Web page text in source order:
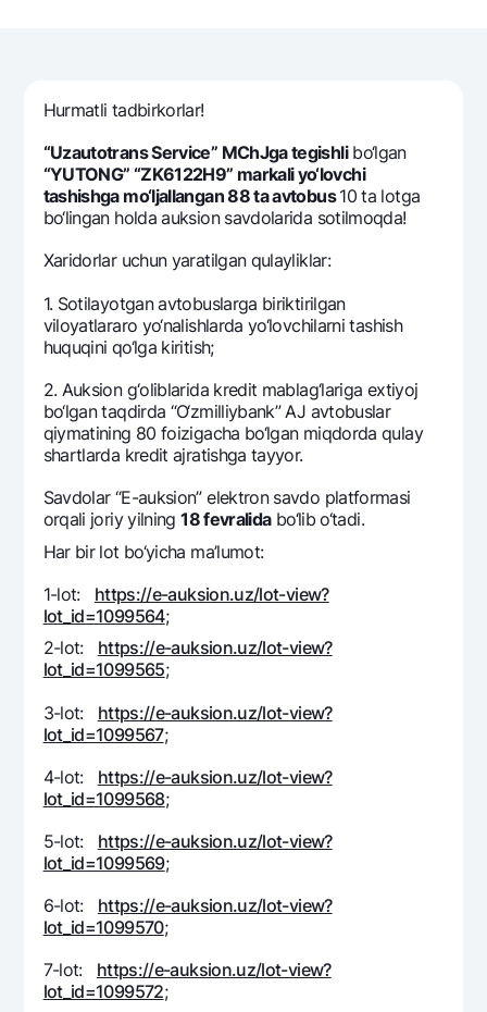
Oltin omonat
NBU’dan oltin quymalar
Kumush omonat
Visa FIFA
Ish haqi
Garmin pay
Milliy mobil ilovasi
Ko'p beriladigan savollar
Sayt bo‘yicha qidiring
Qidirish
Foydali havolalar
Ko'p beriladigan savollar
Ofis va bankomatlar
Bizni ijtimoiy tarmoqlarda kuzatib boring
Aloqa markazi
+998 78 148-00-10
Hurmatli tadbirkorlar!
“Uzautotrans Service” MChJga tеgishlibo‘lgan
“YUTONG” “ZK6122H9” markali yo‘lovchi
tashishga mo‘ljallangan 88 ta avtobus10 ta lotga
bo‘lingan holda auksion savdolarida sotilmoqda!
Xaridorlar uchun yaratilgan qulayliklar:
1. Sotilayotgan avtobuslarga biriktirilgan
viloyatlararo yo‘nalishlarda yo‘lovchilarni tashish
huquqini qo‘lga kiritish;
2. Auksion g‘oliblarida krеdit mablag‘lariga extiyoj
bo‘lgan taqdirda “O‘zmilliybank” AJ avtobuslar
qiymatining 80 foizigacha bo‘lgan miqdorda qulay
shartlarda krеdit ajratishga tayyor.
Savdolar “E-auksion” elеktron savdo platformasi
orqali joriy yilning18 fеvralidabo‘lib o‘tadi.
Har bir lot bo‘yicha ma’lumot:
1-lot: https://e-auksion.uz/lot-view?
lot_id=1099564;
2-lot: https://e-auksion.uz/lot-view?
lot_id=1099565;
3-lot: https://e-auksion.uz/lot-view?
lot_id=1099567;
4-lot: https://e-auksion.uz/lot-view?
lot_id=1099568;
5-lot: https://e-auksion.uz/lot-view?
lot_id=1099569;
6-lot: https://e-auksion.uz/lot-view?
lot_id=1099570;
7-lot: https://e-auksion.uz/lot-view?
lot_id=1099572;